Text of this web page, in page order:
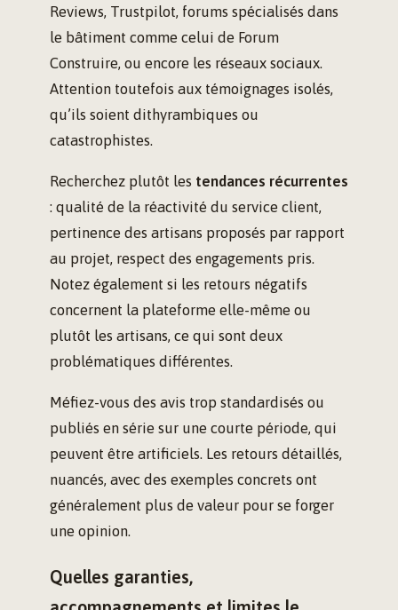
Reviews, Trustpilot, forums spécialisés dans
le bâtiment comme celui de Forum
Construire, ou encore les réseaux sociaux.
Attention toutefois aux témoignages isolés,
qu’ils soient dithyrambiques ou
catastrophistes.
Recherchez plutôt les tendances récurrentes
: qualité de la réactivité du service client,
pertinence des artisans proposés par rapport
au projet, respect des engagements pris.
Notez également si les retours négatifs
concernent la plateforme elle-même ou
plutôt les artisans, ce qui sont deux
problématiques différentes.
Méfiez-vous des avis trop standardisés ou
publiés en série sur une courte période, qui
peuvent être artificiels. Les retours détaillés,
nuancés, avec des exemples concrets ont
généralement plus de valeur pour se forger
une opinion.
Quelles garanties,